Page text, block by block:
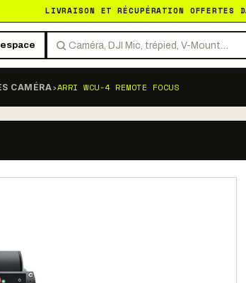
LIVRAISON ET RÉCUPÉRATION OFFERTES
CAMÉRA›ARRI WCU-4 REMOTE FOCUS